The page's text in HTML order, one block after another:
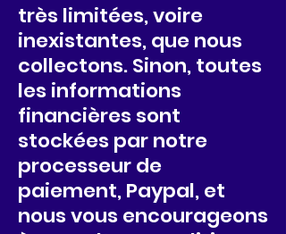
très limitées, voire
inexistantes, que nous
collectons. Sinon, toutes
les informations
financières sont
stockées par notre
processeur de
paiement, Paypal, et
nous vous encourageons